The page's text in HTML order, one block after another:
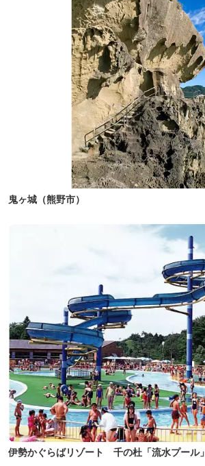
鬼ヶ城（熊野市）
伊勢かぐらばリゾート 千の杜「流水プール」